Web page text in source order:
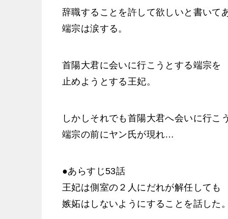
辞職することを許して欲しいと書いて
端宗は涙する。
首陽大君に会いに行こうとする端宗を
止めようとする王妃。
しかしそれでも首陽大君へ会いに行こ
端宗の前にヤン氏が現れ…
●あらすじ53話
王妃は側室の２人にだれが解任しても
嫉妬はしないようにすることを話した。